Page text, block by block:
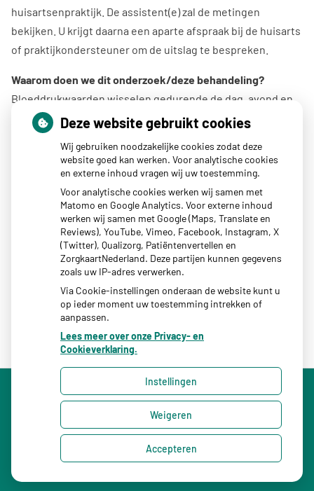
huisartsenpraktijk. De assistent(e) zal de metingen
bekijken. U krijgt daarna een aparte afspraak bij de huisarts
of praktijkondersteuner om de uitslag te bespreken.
Waarom doen we dit onderzoek/deze behandeling?
Bloeddrukwaarden wisselen gedurende de dag, avond en
nacht. ’s Morgens is de bloeddruk vaak lager dan ’s middags
of ’s avonds. Gedurende de nachtrust zakt de bloeddruk.
Medicijnen, inspanningen en emoties kunnen de bloeddruk
beïnvloeden. Het is voor uw arts belangrijk om inzicht te
krijgen in deze bloeddrukwisselingen. Hierdoor kan de arts
u de juiste medicatie en behandeling voorschrijven.
Op hartstichting.nl staat meer informatie over 24-
uursmeter:klik hier
Uw Zorg Online|Beheer
Cookie-instellingen
Deze website gebruikt cookies
Wij gebruiken noodzakelijke cookies zodat deze
website goed kan werken. Voor analytische cookies
en externe inhoud vragen wij uw toestemming.
Voor analytische cookies werken wij samen met
Matomo en Google Analytics. Voor externe inhoud
werken wij samen met Google (Maps, Translate en
Reviews), YouTube, Vimeo, Facebook, Instagram, X
(Twitter), Qualizorg, Patiëntenvertellen en
ZorgkaartNederland. Deze partijen kunnen gegevens
zoals uw IP-adres verwerken.
Via Cookie-instellingen onderaan de website kunt u
op ieder moment uw toestemming intrekken of
aanpassen.
Lees meer over onze Privacy- en
Cookieverklaring.
Instellingen
Weigeren
Accepteren